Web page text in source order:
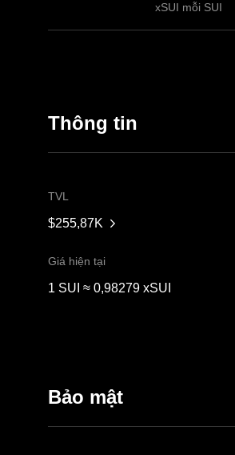
xSUI mỗi SUI
Thông tin
TVL
$255,87K
Giá hiện tại
1 SUI ≈ 0,98279 xSUI
Bảo mật